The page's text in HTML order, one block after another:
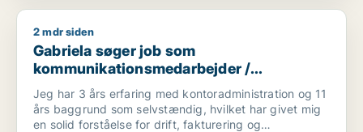
Gabriela søger job som kommunikationsmedarbejder /
2 mdr siden
Gabriela søger job som
kommunikationsmedarbejder /
marketingmedarbejder / administrativ
medarbejder / receptionist /
kontorassistent
Jeg har 3 års erfaring med kontoradministration og 11
års baggrund som selvstændig, hvilket har givet mig
en solid forståelse for drift, fakturering og